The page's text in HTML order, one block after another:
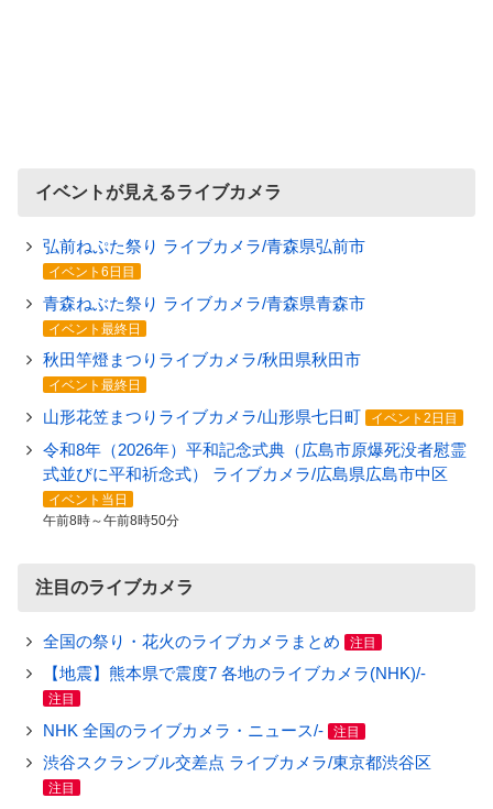
イベントが見えるライブカメラ
弘前ねぷた祭り ライブカメラ/青森県弘前市
イベント6日目
青森ねぶた祭り ライブカメラ/青森県青森市
イベント最終日
秋田竿燈まつりライブカメラ/秋田県秋田市
イベント最終日
山形花笠まつりライブカメラ/山形県七日町 イベント2日目
令和8年（2026年）平和記念式典（広島市原爆死没者慰霊
式並びに平和祈念式） ライブカメラ/広島県広島市中区
イベント当日
午前8時～午前8時50分
注目のライブカメラ
全国の祭り・花火のライブカメラまとめ 注目
【地震】熊本県で震度7 各地のライブカメラ(NHK)/-
注目
NHK 全国のライブカメラ・ニュース/- 注目
渋谷スクランブル交差点 ライブカメラ/東京都渋谷区
注目